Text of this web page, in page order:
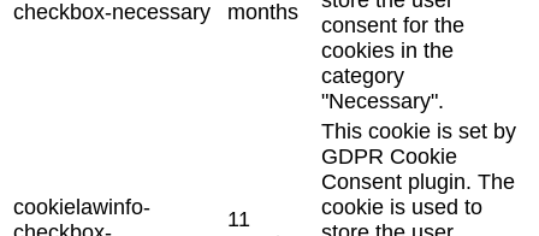
checkbox-necessary
months
consent for the
cookies in the
category
"Necessary".
cookielawinfo-
11
This cookie is set by
GDPR Cookie
Consent plugin. The
cookie is used to